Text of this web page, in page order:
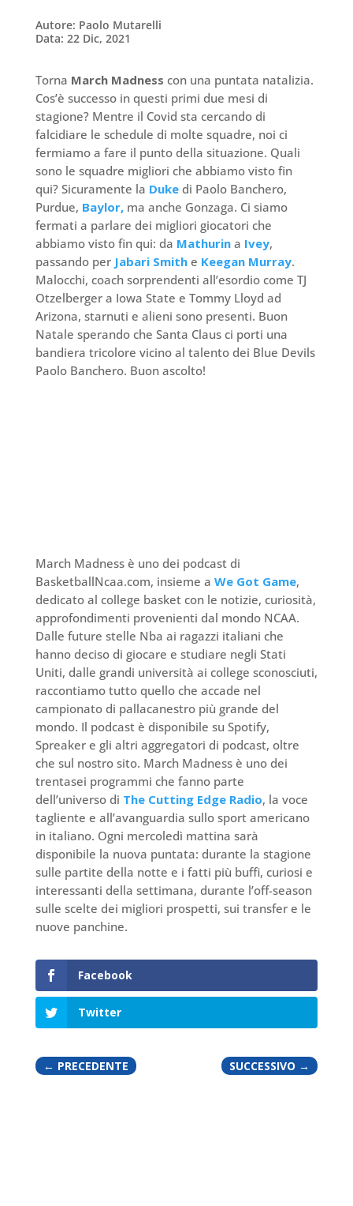
Autore: Paolo Mutarelli
Data: 22 Dic, 2021
Torna March Madness con una puntata natalizia.
Cos’è successo in questi primi due mesi di
stagione? Mentre il Covid sta cercando di
falcidiare le schedule di molte squadre, noi ci
fermiamo a fare il punto della situazione. Quali
sono le squadre migliori che abbiamo visto fin
qui? Sicuramente la Dukedi Paolo Banchero,
Purdue, Baylor, ma anche Gonzaga. Ci siamo
fermati a parlare dei migliori giocatori che
abbiamo visto fin qui: da Mathurina Ivey,
passando per Jabari Smithe Keegan Murray.
Malocchi, coach sorprendenti all’esordio come TJ
Otzelberger a Iowa State e Tommy Lloyd ad
Arizona, starnuti e alieni sono presenti. Buon
Natale sperando che Santa Claus ci porti una
bandiera tricolore vicino al talento dei Blue Devils
Paolo Banchero. Buon ascolto!
March Madness è uno dei podcast di
BasketballNcaa.com, insieme a We Got Game,
dedicato al college basket con le notizie, curiosità,
approfondimenti provenienti dal mondo NCAA.
Dalle future stelle Nba ai ragazzi italiani che
hanno deciso di giocare e studiare negli Stati
Uniti, dalle grandi università ai college sconosciuti,
raccontiamo tutto quello che accade nel
campionato di pallacanestro più grande del
mondo. Il podcast è disponibile su Spotify,
Spreaker e gli altri aggregatori di podcast, oltre
che sul nostro sito. March Madness è uno dei
trentasei programmi che fanno parte
dell’universo di The Cutting Edge Radio, la voce
tagliente e all’avanguardia sullo sport americano
in italiano. Ogni mercoledì mattina sarà
disponibile la nuova puntata: durante la stagione
sulle partite della notte e i fatti più buffi, curiosi e
interessanti della settimana, durante l’off-season
sulle scelte dei migliori prospetti, sui transfer e le
nuove panchine.
Facebook
Twitter
← PRECEDENTE SUCCESSIVO →